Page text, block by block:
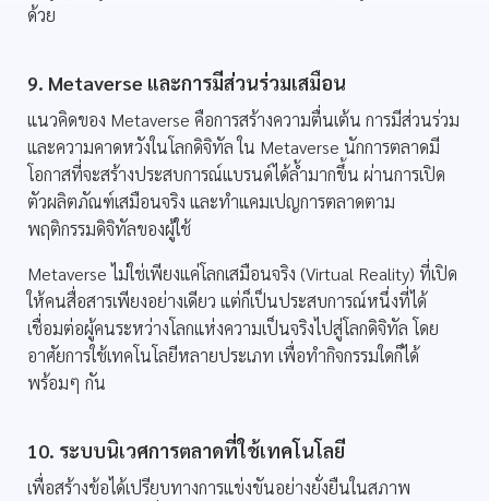
ด้วย
9. Metaverse และการมีส่วนร่วมเสมือน
แนวคิดของ Metaverse คือการสร้างความตื่นเต้น การมีส่วนร่วม
และความคาดหวังในโลกดิจิทัล ใน Metaverse นักการตลาดมี
โอกาสที่จะสร้างประสบการณ์แบรนด์ได้ล้ำมากขึ้น ผ่านการเปิด
ตัวผลิตภัณฑ์เสมือนจริง และทำแคมเปญการตลาดตาม
พฤติกรรมดิจิทัลของผู้ใช้
Metaverse ไม่ใช่เพียงแค่โลกเสมือนจริง (Virtual Reality) ที่เปิด
ให้คนสื่อสารเพียงอย่างเดียว แต่ก็เป็นประสบการณ์หนึ่งที่ได้
เชื่อมต่อผู้คนระหว่างโลกแห่งความเป็นจริงไปสู่โลกดิจิทัล โดย
อาศัยการใช้เทคโนโลยีหลายประเภท เพื่อทำกิจกรรมใดก็ได้
พร้อมๆ กัน
10. ระบบนิเวศการตลาดที่ใช้เทคโนโลยี
เพื่อสร้างข้อได้เปรียบทางการแข่งขันอย่างยั่งยืนในสภาพ